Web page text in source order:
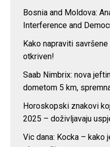
Bosnia and Moldova:
Interference and
Kako napraviti
otkriven!
Saab Nimbrix: nova
dometom 5 km,
Horoskopski znakovi
2025 – doživljavaju
Vic dana: Kocka – kako